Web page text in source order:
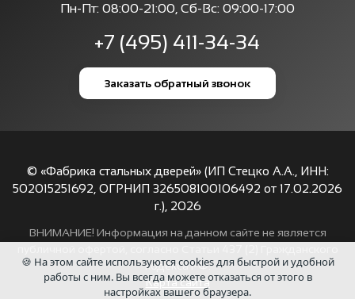
Пн-Пт: 08:00-21:00, Сб-Вс: 09:00-17:00
+7 (495) 411-34-34
Заказать обратный звонок
© «Фабрика стальных дверей» (ИП Стецко А.А., ИНН:
502015251692, ОГРНИП 326508100106492 от 17.02.2026
г.), 2026
ВНИМАНИЕ! Информация на данном сайте не является
кодекса РФ.
Карта сайта
🍪 На этом сайте используются cookies для быстрой и удобной
работы с ним. Вы всегда можете отказаться от этого в
настройках вашего браузера.